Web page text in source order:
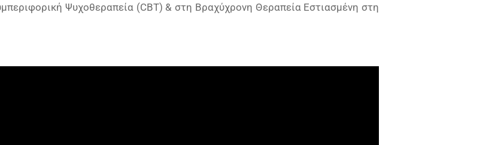
Ψυχοθεραπεία (CBT) & στη Βραχύχρονη Θεραπεία Εστιασμένη στη